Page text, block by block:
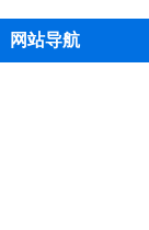
网站导航